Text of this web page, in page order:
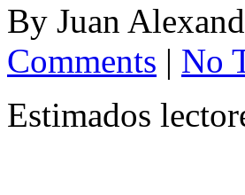
By Juan
Comments | No
Estimados